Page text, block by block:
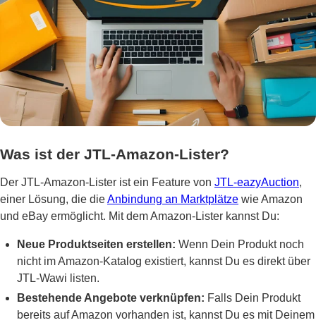
Was ist der JTL-Amazon-Lister?
Der JTL-Amazon-Lister ist ein Feature von JTL-eazyAuction,
einer Lösung, die dieAnbindung an Marktplätze wie Amazon
und eBay ermöglicht. Mit dem Amazon-Lister kannst Du:
Neue Produktseiten erstellen: Wenn Dein Produkt noch
nicht im Amazon-Katalog existiert, kannst Du es direkt über
JTL-Wawi listen.
Bestehende Angebote verknüpfen: Falls Dein Produkt
bereits auf Amazon vorhanden ist, kannst Du es mit Deinem